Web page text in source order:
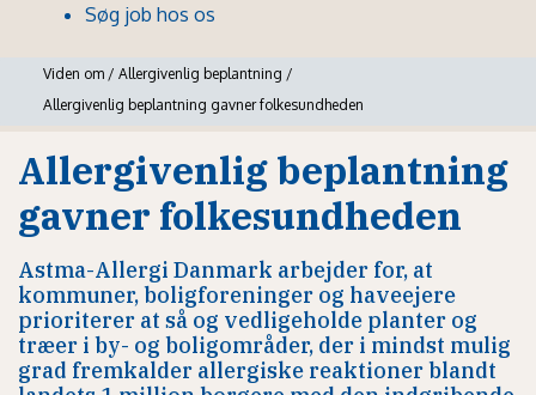
Søg job hos os
Viden om / Allergivenlig beplantning /
Allergivenlig beplantning gavner folkesundheden
Allergivenlig beplantning
gavner folkesundheden
Astma-Allergi Danmark arbejder for, at
kommuner, boligforeninger og haveejere
prioriterer at så og vedligeholde planter og
træer i by- og boligområder, der i mindst mulig
grad fremkalder allergiske reaktioner blandt